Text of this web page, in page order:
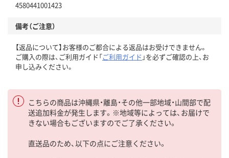
4580441001423
備考（ご注意）
【返品について】お客様のご都合による返品はお受けできません。
ご購入の際は、ご利用ガイド「ご利用ガイド 」を必ずご確認の上、お
申し込みください。
こちらの商品は沖縄県・離島・その他一部地域・山間部で配
送追加料金が発生します。※地域等によっては、お届けで
きない場合もございますのでご了承ください。
直送品のため、以下の点にご注意ください。